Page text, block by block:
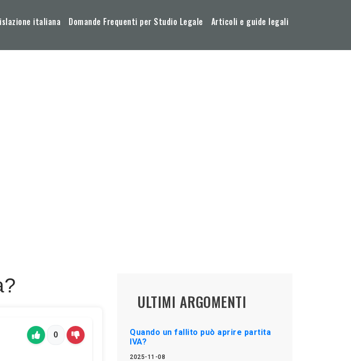
italiana Domande Frequenti per Studio Legale Articoli e guide legali
0
ULTIMI ARGOMENTI
Quando un fallito può aprire partita
IVA?
2025-11-08